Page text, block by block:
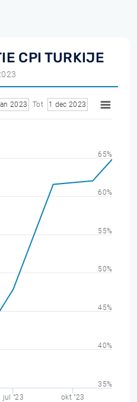
CPI TURKIJE
2023 Tot 1 dec 2023
jul "23 okt "23
35%
40%
45%
50%
55%
60%
65%